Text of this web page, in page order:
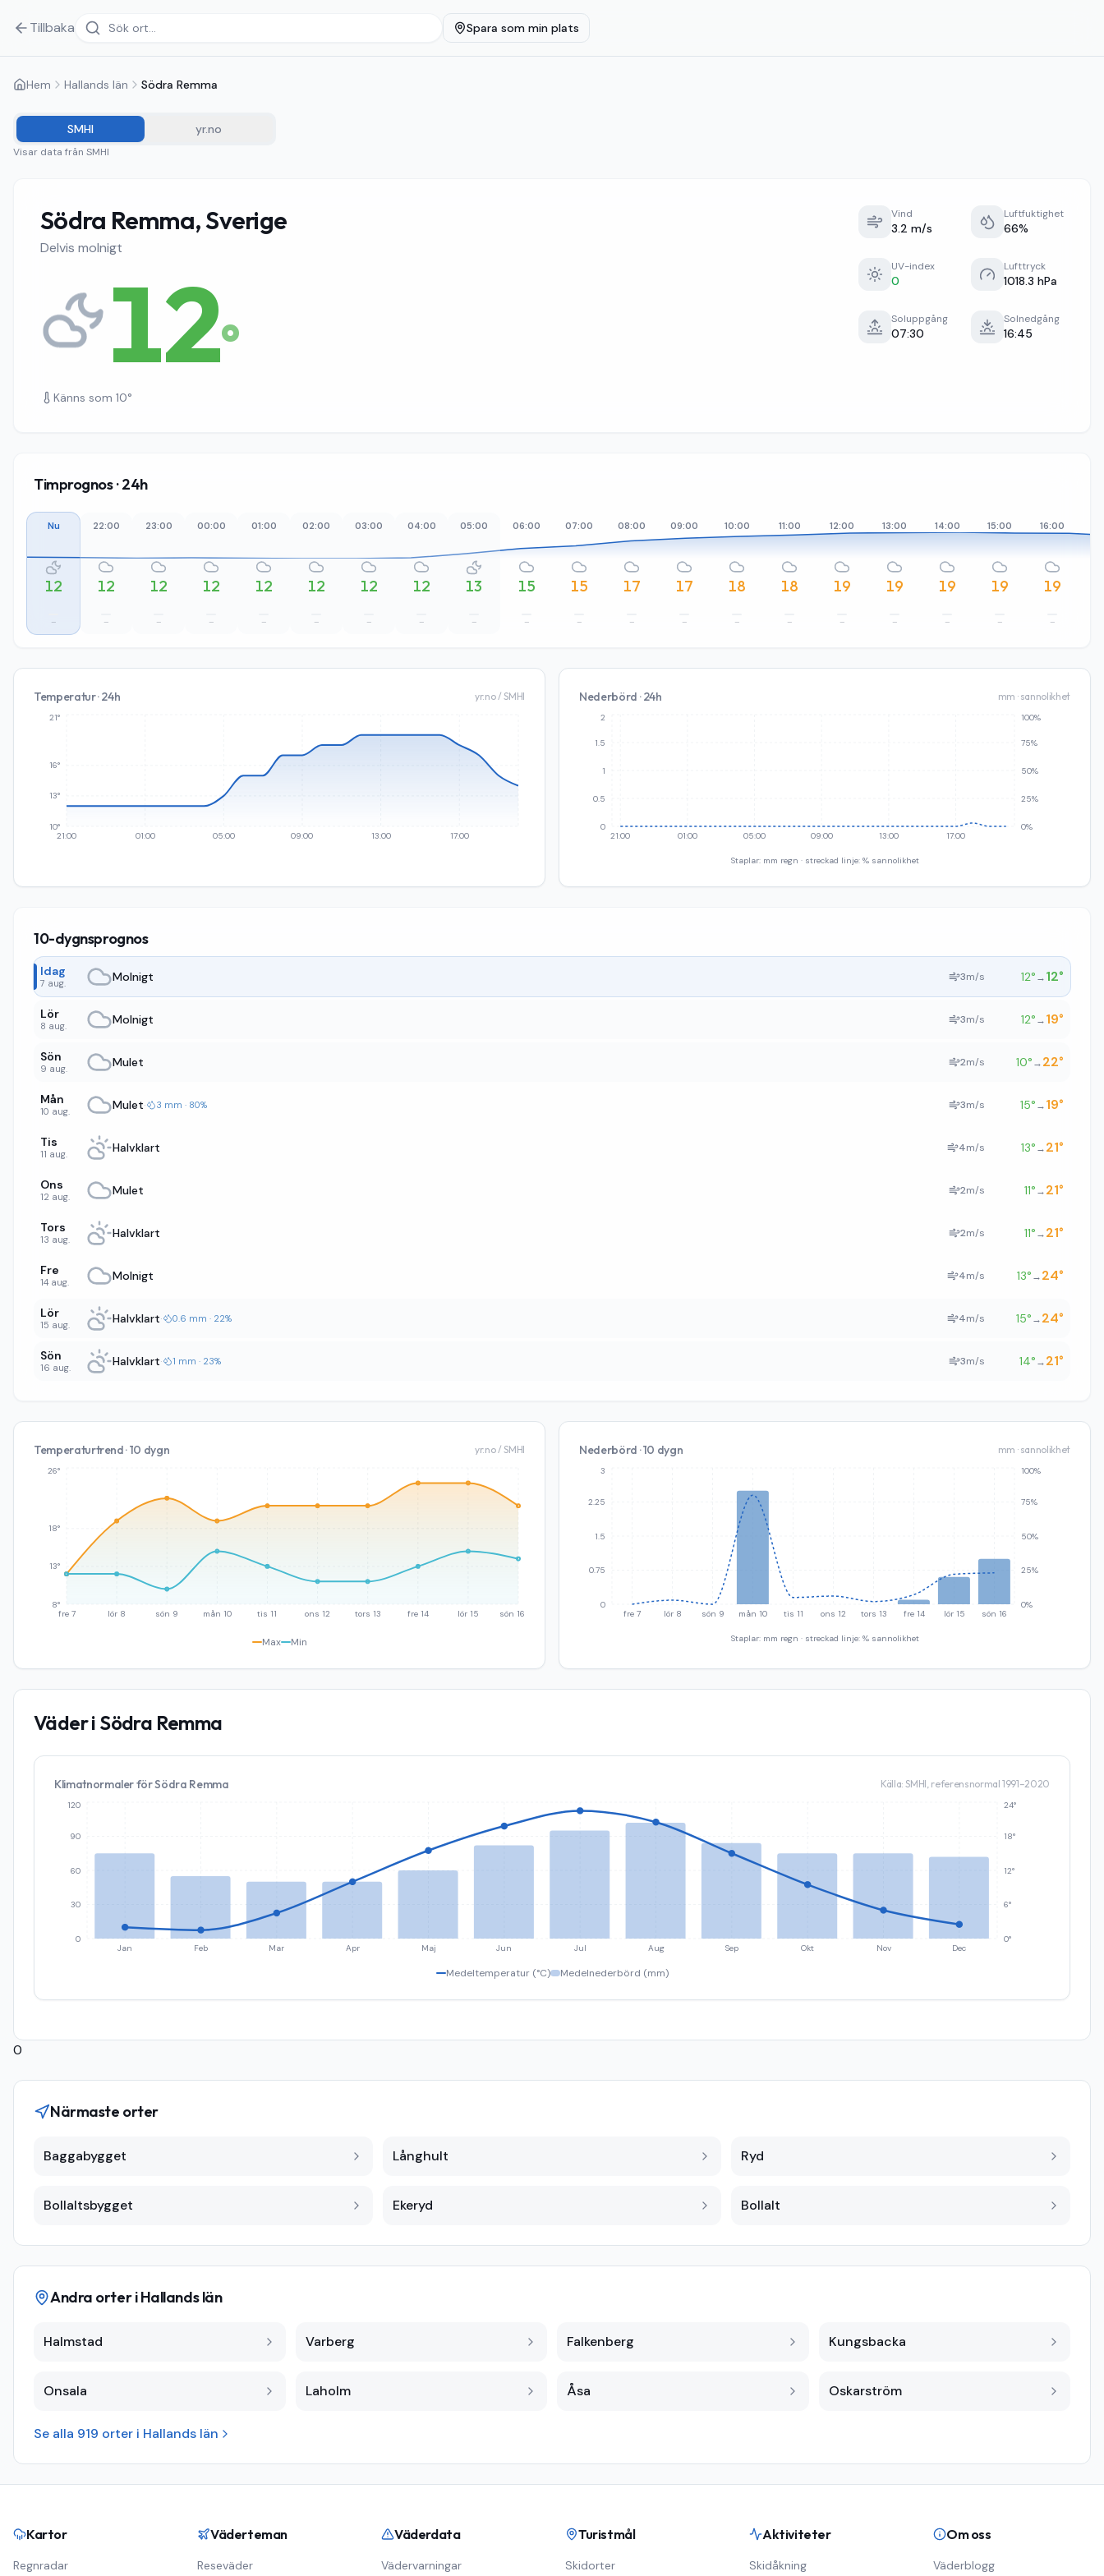
Tillbaka Spara som min plats
Hem Hallands län Södra Remma
SMHI yr.no
Visar data från SMHI
Södra Remma, Sverige
Delvis molnigt
12°
Känns som 10°
Vind
3.2 m/s
Luftfuktighet
66%
UV-index
0
Lufttryck
1018.3 hPa
Soluppgång
07:30
Solnedgång
16:45
Timprognos · 24h
Nu
12
–
22:00
12
–
23:00
12
–
00:00
12
–
01:00
12
–
02:00
12
–
03:00
12
–
04:00
12
–
05:00
13
–
06:00
15
–
07:00
15
–
08:00
17
–
09:00
17
–
10:00
18
–
11:00
18
–
12:00
19
–
13:00
19
–
14:00
19
–
15:00
19
–
16:00
19
–
Temperatur · 24h yr.no / SMHI
21:00 01:00 05:00 09:00 13:00 17:00
10°
13°
16°
21°
Nederbörd · 24h mm · sannolikhet
21:00 01:00 05:00 09:00 13:00 17:00
0
0.5
1
1.5
2
0%
25%
50%
75%
100%
Staplar: mm regn · streckad linje: % sannolikhet
10-dygnsprognos
Idag
7 aug. Molnigt 3m/s 12°→12°
Lör
8 aug. Molnigt 3m/s 12°→19°
Sön
9 aug. Mulet 2m/s 10°→22°
Mån
10 aug. Mulet· 3 mm · 80% 3m/s 15°→19°
Tis
11 aug. Halvklart 4m/s 13°→21°
Ons
12 aug. Mulet 2m/s 11°→21°
Tors
13 aug. Halvklart 2m/s 11°→21°
Fre
14 aug. Molnigt 4m/s 13°→24°
Lör
15 aug. Halvklart· 0.6 mm · 22% 4m/s 15°→24°
Sön
16 aug. Halvklart· 1 mm · 23% 3m/s 14°→21°
Temperaturtrend · 10 dygn yr.no / SMHI
fre 7 lör 8 sön 9 mån 10 tis 11 ons 12 tors 13 fre 14 lör 15 sön 16
8°
13°
18°
26°
Max Min
Nederbörd · 10 dygn mm · sannolikhet
fre 7 lör 8 sön 9 mån 10 tis 11 ons 12 tors 13 fre 14 lör 15 sön 16
0
0.75
1.5
2.25
3
0%
25%
50%
75%
100%
Staplar: mm regn · streckad linje: % sannolikhet
Väder i Södra Remma
Klimatnormaler förSödra Remma Källa: SMHI, referensnormal 1991–2020
Jan Feb Mar Apr Maj Jun Jul Aug Sep Okt Nov Dec
0
30
60
90
120
0°
6°
12°
18°
24°
Medeltemperatur (°C) Medelnederbörd (mm)
0
Närmaste orter
Baggabygget Långhult Ryd
Bollaltsbygget Ekeryd Bollalt
Andra orter iHallands län
Halmstad Varberg Falkenberg Kungsbacka
Onsala Laholm Åsa Oskarström
Se alla 919 orter i Hallands län
Kartor
Regnradar
Väderteman
Reseväder
Väderdata
Vädervarningar
Turistmål
Skidorter
Aktiviteter
Skidåkning
Om oss
Väderblogg